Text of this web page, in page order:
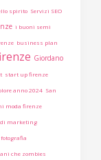
spirito Servizi SEO
i buoni semi
business plan
Giordano
start up firenze
anno 2024 San
moda firenze
marketing
fotografia
che zombies